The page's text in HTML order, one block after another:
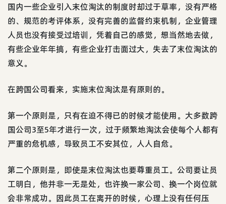
国内一些企业引入末位淘汰的制度时却过于草率，没有严格
的、规范的考评体系，没有完善的监督约束机制，企业管理
人员也没有接受过培训，凭着自己的感觉，想当然地去做，
有些企业年年搞，有些企业打击面过大，失去了末位淘汰的
意义。
在跨国公司看来，实施末位淘汰是有原则的。
第一个原则是，只有在迫不得已的时候才能使用。大多数跨
国公司3至5年才进行一次，过于频繁地淘汰会使每个人都有
严重的危机感，导致员工不安其位，人人自危。
第二个原则是，即使是末位淘汰也要尊重员工。公司要让员
工明白，他并非一无是处，也许换一家公司、换一个岗位就
会非常成功。因此员工在离开的时候，心理上没有任何压